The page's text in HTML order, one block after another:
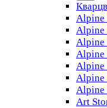
Alpine
Alpine
Alpine
Alpine
Alpine
Alpine
Alpine
Art